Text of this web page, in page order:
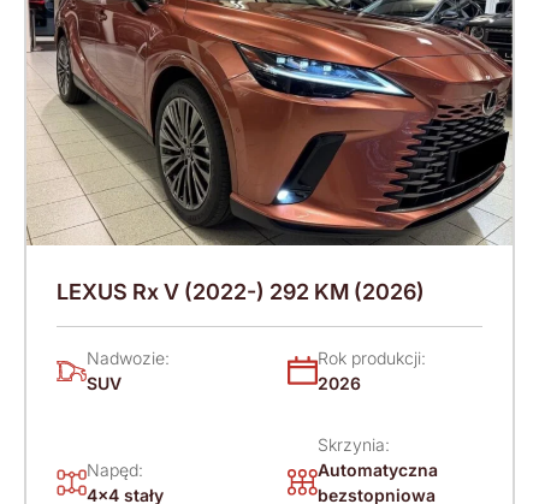
LEXUS Rx V (2022-) 292 KM (2026)
Nadwozie:
SUV
Rok produkcji:
2026
Napęd:
4x4 stały
Skrzynia:
Automatyczna
bezstopniowa